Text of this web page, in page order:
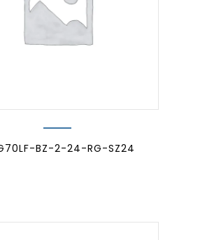
BZ-2-24-RG-SZ24